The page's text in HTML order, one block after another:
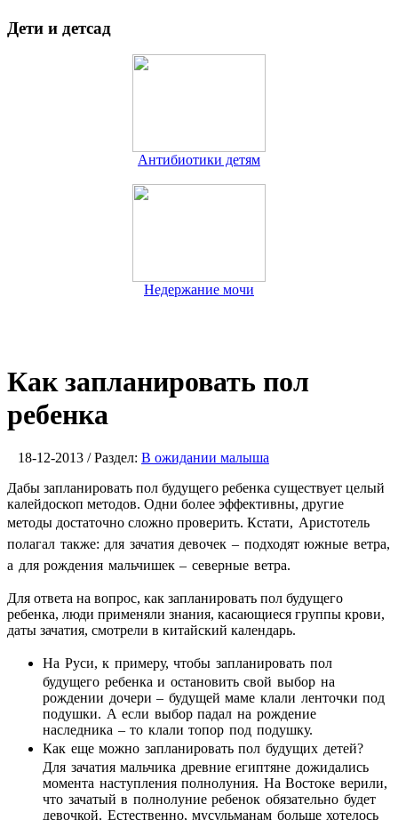
Дети и детсад
Антибиотики детям
Недержание мочи
Как запланировать пол
ребенка
18-12-2013 / Раздел: В ожидании малыша
Дабы запланировать пол будущего ребенка существует целый
калейдоскоп методов. Одни более эффективны, другие
методы достаточно сложно проверить. Кстати, Аристотель
полагал также: для зачатия девочек – подходят южные ветра,
а для рождения мальчишек – северные ветра.
Для ответа на вопрос, как запланировать пол будущего
ребенка, люди применяли знания, касающиеся группы крови,
даты зачатия, смотрели в китайский календарь.
На Руси, к примеру, чтобы запланировать пол
будущего ребенка и остановить свой выбор на
рождении дочери – будущей маме клали ленточки под
подушки. А если выбор падал на рождение
наследника – то клали топор под подушку.
Как еще можно запланировать пол будущих детей?
Для зачатия мальчика древние египтяне дожидались
момента наступления полнолуния. На Востоке верили,
что зачатый в полнолуние ребенок обязательно будет
девочкой. Естественно, мусульманам больше хотелось